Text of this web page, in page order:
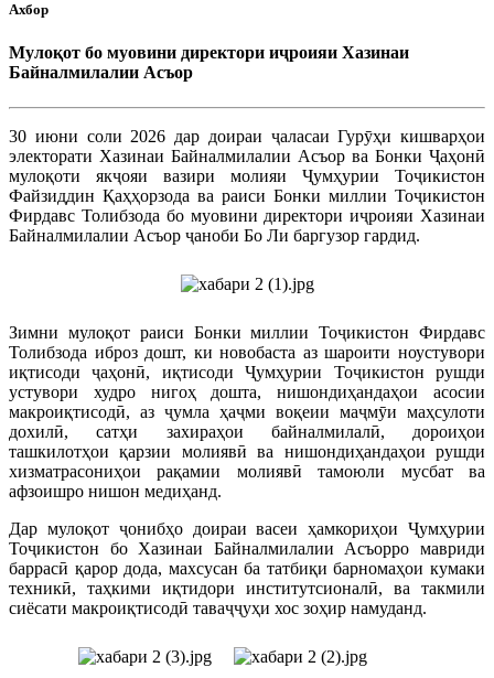
Ахбор
Мулоқот бо муовини директори иҷроияи Хазинаи
Байналмилалии Асъор
30 июни соли 2026 дар доираи ҷаласаи Гурӯҳи кишварҳои
электорати Хазинаи Байналмилалии Асъор ва Бонки Ҷаҳонӣ
мулоқоти якҷояи вазири молияи Ҷумҳурии Тоҷикистон
Файзиддин Қаҳҳорзода ва раиси Бонки миллии Тоҷикистон
Фирдавс Толибзода бо муовини директори иҷроияи Хазинаи
Байналмилалии Асъор ҷаноби Бо Ли баргузор гардид.
Зимни мулоқот раиси Бонки миллии Тоҷикистон Фирдавс
Толибзода иброз дошт, ки новобаста аз шароити ноустувори
иқтисоди ҷаҳонӣ, иқтисоди Ҷумҳурии Тоҷикистон рушди
устувори худро нигоҳ дошта, нишондиҳандаҳои асосии
макроиқтисодӣ, аз ҷумла ҳаҷми воқеии маҷмӯи маҳсулоти
дохилӣ, сатҳи захираҳои байналмилалӣ, дороиҳои
ташкилотҳои қарзии молиявӣ ва нишондиҳандаҳои рушди
хизматрасониҳои рақамии молиявӣ тамоюли мусбат ва
афзоишро нишон медиҳанд.
Дар мулоқот ҷонибҳо доираи васеи ҳамкориҳои Ҷумҳурии
Тоҷикистон бо Хазинаи Байналмилалии Асъорро мавриди
баррасӣ қарор дода, махсусан ба татбиқи барномаҳои кумаки
техникӣ, таҳкими иқтидори институтсионалӣ, ва такмили
сиёсати макроиқтисодӣ таваҷҷуҳи хос зоҳир намуданд.